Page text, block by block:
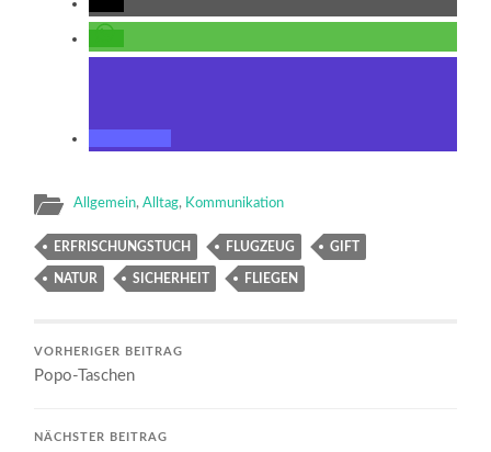
Allgemein,Alltag, Kommunikation
ERFRISCHUNGSTUCH FLUGZEUG GIFT
NATUR SICHERHEIT FLIEGEN
VORHERIGER BEITRAG
Popo-Taschen
NÄCHSTER BEITRAG